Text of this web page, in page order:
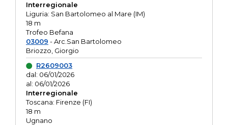
Interregionale
Liguria: San Bartolomeo al Mare (IM)
18 m
Trofeo Befana
03009 - Arc.San Bartolomeo
Briozzo, Giorgio
R2609003
dal: 06/01/2026
al: 06/01/2026
Interregionale
Toscana: Firenze (FI)
18 m
Ugnano